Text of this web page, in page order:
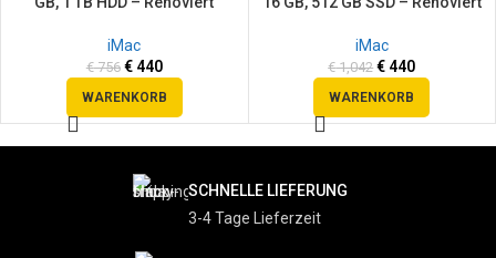
iMac
€756 €440
WARENKORB
iMac
€1,042 € 440
WARENKORB
SCHNELLE LIEFERUNG
3-4 Tage Lieferzeit